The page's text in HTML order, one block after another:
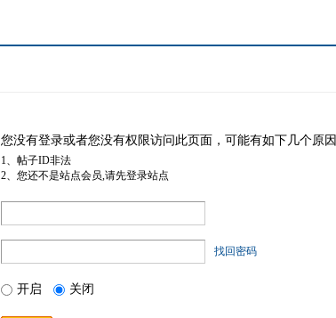
您没有登录或者您没有权限访问此页面，可能有如下几个原因
1、帖子ID非法
2、您还不是站点会员,请先登录站点
找回密码
开启 关闭